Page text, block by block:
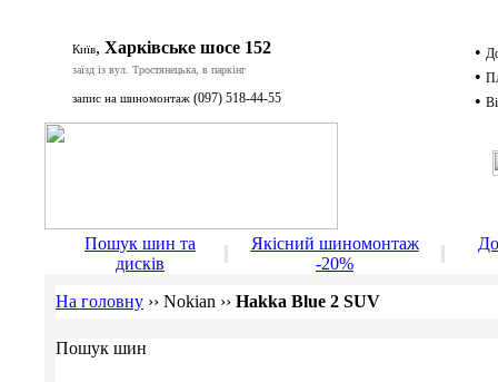
Київ, Харківське шосе 152
заїзд із вул. Тростянецька, в паркінг
запис на шиномонтаж (097) 518-44-55
•
•
•
Пошук шин та
дисків
Якісний шиномонтаж
-20%
На головну ›› Nokian ›› Hakka Blue 2 SUV
Пошук шин